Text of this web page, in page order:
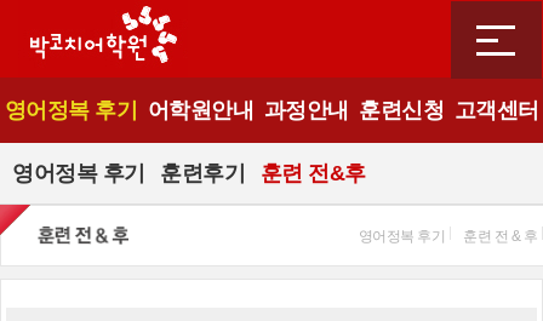
영어정복 후기 어학원안내 과정안내 훈련신청 고객센터
영어정복 후기 훈련후기 훈련 전&후
영어정복 후기 훈련 전 & 후